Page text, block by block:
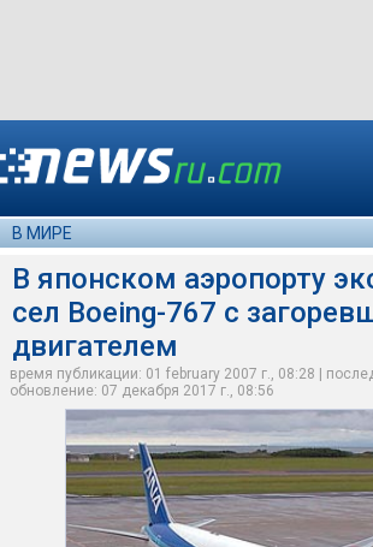
В МИРЕ
В японском аэропорту
сел Boeing-767 с
двигателем
время публикации: 01 february 2007 г., 08:28 |
обновление: 07 декабря 2017 г., 08:56